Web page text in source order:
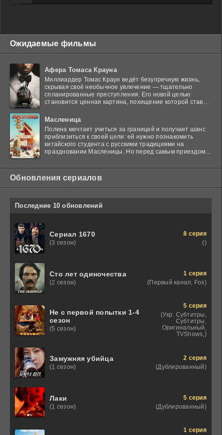
Ожидаемые фильмы
Афера Томаса Крауна
Миллиардер Томас Краун ведёт безупречную жизнь,
скрывая своё необычное увлечение — тщательно
спланированные преступления. Его новой целью
становится ценная картина, похищение которой ставит
Масленица
Полина мечтает учиться за границей и получает шанс
приблизиться к своей цели: ей нужно познакомить
китайского студента с русскими традициями на
праздновании Масленицы. Но перед самым приездом
Обновления сериалов
Последние 10 обновлений
Сериал 1670
(3 сезон)
8 серия
()
Сто лет одиночества
(2 сезон)
1 серия
(Первый канал, Fox)
Не с первой попытки 1-4
сезон
(5 сезон)
5 серия
(Укр. Субтитры,
Субтитры,
Оригинальный,
TVShows,)
Замужняя убийца
(1 сезон)
2 серия
(Дублированный)
Лаки
(1 сезон)
5 серия
(Дублированный)
1 серия